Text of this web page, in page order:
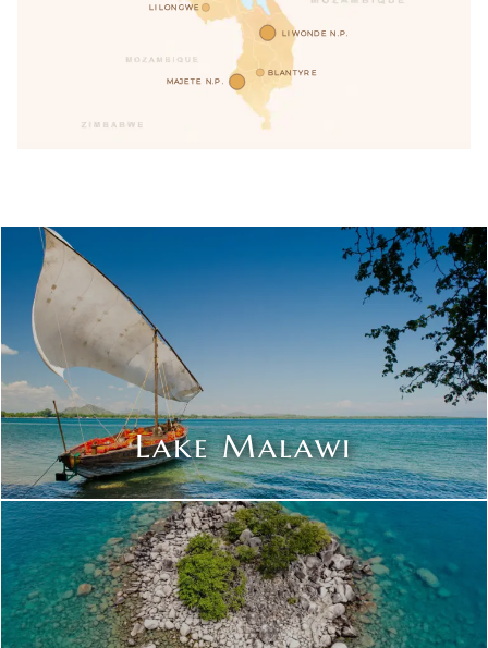
LILONGWE
BLANTYRE
MAJETE N.P.
LIWONDE N.P.
Lake Malawi